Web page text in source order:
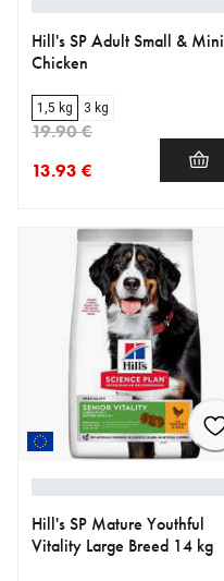
Hill's SP Adult Small & Mini
Chicken
1,5 kg 3 kg
13.93 €
19.90 €
Hill's SP Mature Youthful
Vitality Large Breed 14 kg